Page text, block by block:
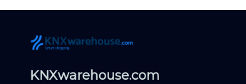
KNXwarehouse.com